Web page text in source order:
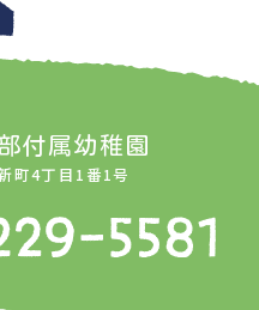
付属幼稚園
町4丁目1番1号